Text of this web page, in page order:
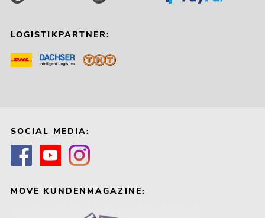
LOGISTIKPARTNER:
SOCIAL MEDIA:
MOVE KUNDENMAGAZINE: